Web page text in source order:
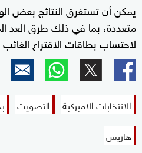
يمكن أن تستغرق النتائج بعض
متعددة، بما في ذلك طرق العد
لاحتساب بطاقات الاقتراع
الانتخابات الاميركية التصويت
هاريس